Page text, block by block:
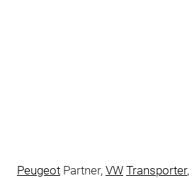
PeugeotPartner, VW Transporter,